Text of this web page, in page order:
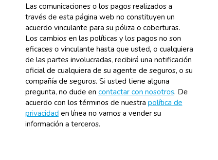
Las comunicaciones o los pagos realizados a
través de esta página web no constituyen un
acuerdo vinculante para su póliza o coberturas.
Los cambios en las políticas y los pagos no son
eficaces o vinculante hasta que usted, o cualquiera
de las partes involucradas, recibirá una notificación
oficial de cualquiera de su agente de seguros, o su
compañía de seguros. Si usted tiene alguna
pregunta, no dude en contactar con nosotros. De
acuerdo con los términos de nuestra política de
privacidad en línea no vamos a vender su
información a terceros.